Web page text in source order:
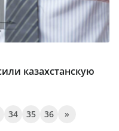
казахстанскую
34 35 36 »